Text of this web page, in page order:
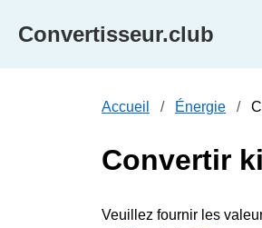
Convertisseur.club
Accueil Énergie
Convertir
Veuillez fournir les